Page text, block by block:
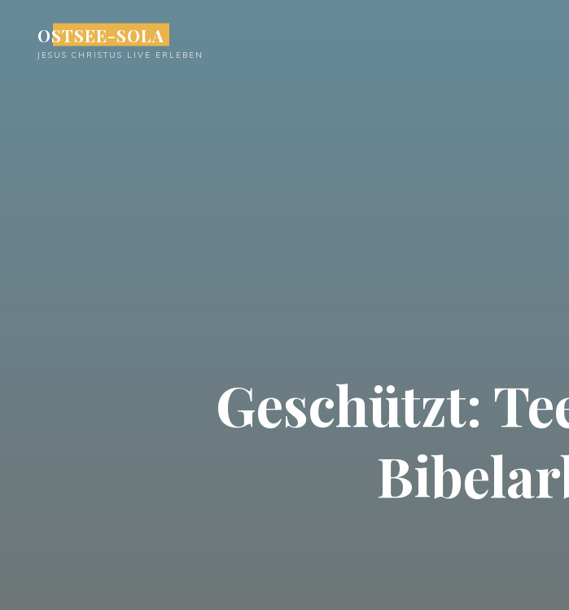
springen
OSTSEE-SOLA
JESUS CHRISTUS LIVE ERLEBEN
Geschützt: